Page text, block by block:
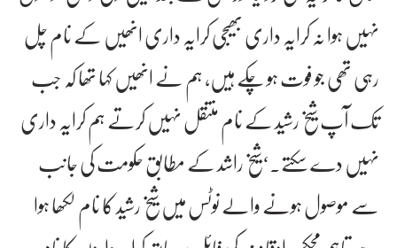
نہیں ہوا نہ کرایہ داری بھیجی کرایہ داری انھیں کے نام چل
رہی تھی جو فوت ہو چکے ہیں، ہم نے انھیں کہا تھا کہ جب
تک آپ شیخ رشید کے نام منتقل نہیں کرتے ہم کرایہ داری
نہیں دے سکتے۔‘شیخ راشد کے مطابق حکومت کی جانب
سے موصول ہونے والے نوٹس میں شیخ رشید کا نام لکھا ہوا